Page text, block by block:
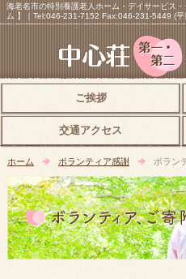
海老名市の特別養護老人ホーム・デイサービス
ム 】｜Tel:046-231-7152 Fax:046-231-5449 (
ご挨拶
交通アクセス
ホーム ボランティア感謝 ボラン